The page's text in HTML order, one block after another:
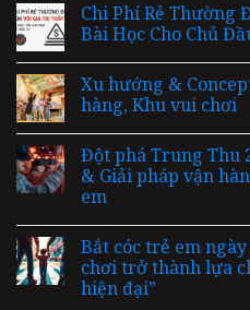
Chi Phí Rẻ Thường
Bài Học Cho Chủ
Xu hướng &
hàng, Khu vui chơi
Đột phá Trung Thu
& Giải pháp vận
em
Bắt cóc trẻ em
chơi trở thành lựa
hiện đại”